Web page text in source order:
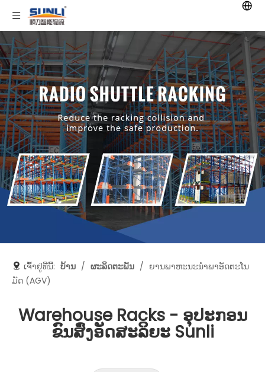
ເຈົ້າ​ຢູ່​ທີ່​ນີ້: ບ້ານ / ຜະລິດຕະພັນ / ຍານ​ພາ​ຫະ​ນະ​ນໍາ​ພາ​ອັດ​ຕະ​ໂນ​
ມັດ (AGV​)
Warehouse Racks - ອຸປະກອນ
ຂົນສົ່ງອັດສະລິຍະ Sunli